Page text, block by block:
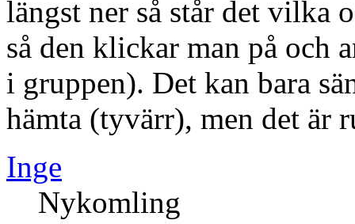
längst ner så står det vilka
så den klickar man på och
i gruppen). Det kan bara
hämta (tyvärr), men det är
Inge
Nykomling